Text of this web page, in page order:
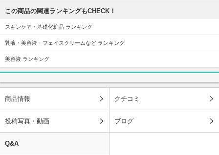
この商品の関連ランキングもCHECK！
スキンケア・基礎化粧品 ランキング
乳液・美容液・フェイスクリームなど ランキング
美容液 ランキング
商品情報 クチコミ
投稿写真・動画 ブログ
Q&A